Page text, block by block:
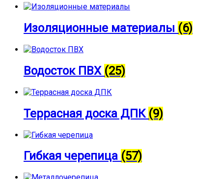
Изоляционные материалы (6)
Водосток ПВХ (25)
Террасная доска ДПК (9)
Гибкая черепица (57)